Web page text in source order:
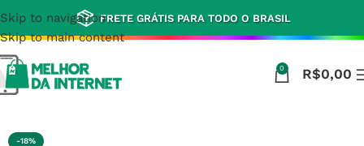
Skip to navigation
Skip to main content
FRETE GRÁTIS PARA TODO O BRASIL
0 R$0,00
Início
-18%